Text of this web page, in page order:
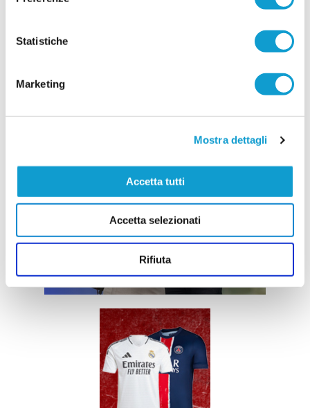
Statistiche
Marketing
Mostra dettagli
Accetta tutti
Accetta selezionati
Rifiuta